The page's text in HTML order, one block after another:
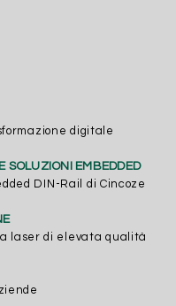
digitale
SOLUZIONI EMBEDDED
DIN-Rail di Cincoze
laser di elevata qualità